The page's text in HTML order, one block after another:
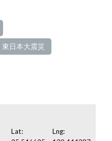
東日本大震災
Lat:
Lng: